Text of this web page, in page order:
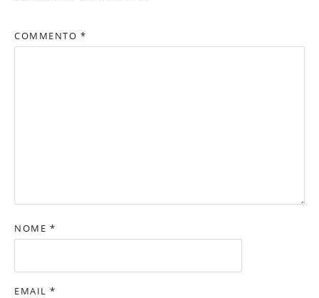
COMMENTO *
NOME *
EMAIL *